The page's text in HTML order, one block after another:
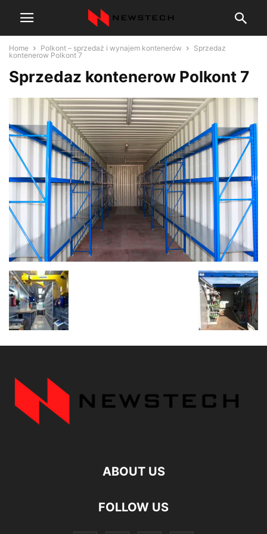
Home Polkont – sprzedaż i wynajem kontenerów
Sprzedaz
kontenerow Polkont 7
Sprzedaz kontenerow Polkont 7
ABOUT US
FOLLOW US